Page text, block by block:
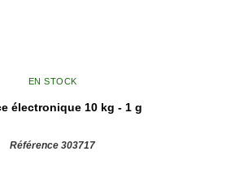
EN STOCK
électronique 10 kg - 1 g
Référence 303717